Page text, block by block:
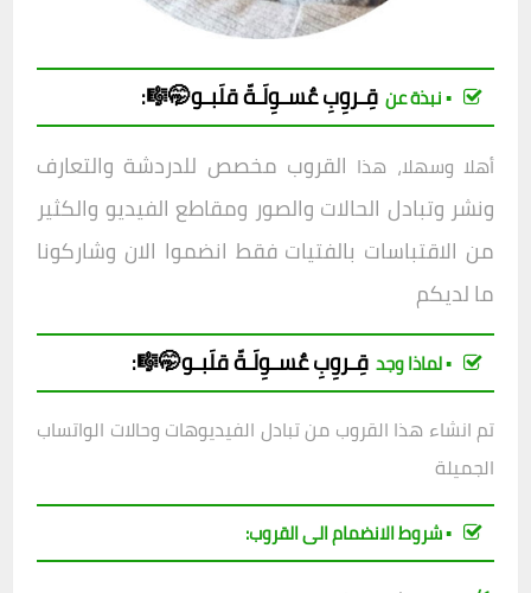
▪︎ نبذة عن قِـروِبِعٌسـوِلَـةّ قلَبـو🤭🎼:
أهلا وسهلا، هذا القروب مخصص للدردشة والتعارف
ونشر وتبادل الحالات والصور ومقاطع الفيديو والكثير
من الاقتباسات بالفتيات فقط انضموا الان وشاركونا
ما لديكم
▪︎ لماذا وجد قِـروِبِعٌسـوِلَـةّ قلَبـو🤭🎼:
تم انشاء هذا القروب من تبادل الفيديوهات وحالات الواتساب
الجميلة
▪︎ شروط الانضمام الى القروب: